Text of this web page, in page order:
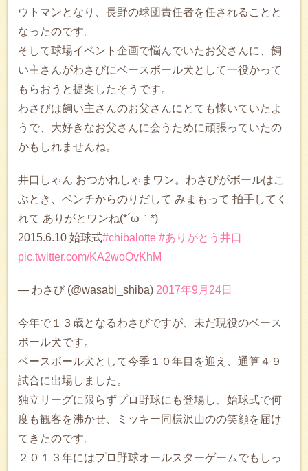
ウトマンとなり、長野の球団責任者を任されることと
なったのです。
そして球場イベント企画で悩んでいたお父さんに、飼
い主さんがわさびにベースボール犬として一役かって
もらおうと提案したそうです。
わさびは飼い主さんのお父さんにとても懐いていたよ
うで、大好きなお父さんに会うために頑張っていたの
かもしれませんね。
井口しゃん おつかれしゃまワン。わさびがボールはこ
ぶとき、ベンチからのりだして みまもって 拍手してく
れて ありがとワンね(*´ω｀*)
2015.6.10 始球式#chibalotte #ありがとう井口
pic.twitter.com/KA2woOvKhM
— わさび (@wasabi_shiba) 2017年9月24日
今年で１３歳となるわさびですが、未だ現役のベース
ボール犬です。
ベースボール犬として今季１０年目を迎え、通算４９
試合に出場しました。
独立リーグに限らずプロ野球にも登場し、始球式で何
度も観客を沸かせ、ミッキー同様沢山のの笑顔を届け
てきたのです。
２０１３年にはプロ野球オールスターゲームでもしっ